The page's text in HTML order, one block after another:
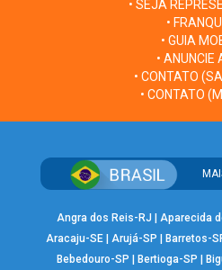
• SEJA
•
• GUIA
• ANUNCIE
• CONTATO
• CONTATO
Angra dos Reis-RJ | Aparecida
Aracaju-SE | Arujá-SP |Barretos-
Bebedouro-SP |Bertioga-SP |